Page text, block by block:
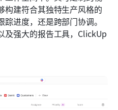
构建符合其独特生产风格的
进度，还是跨部门协调。
及强大的报告工具，ClickUp